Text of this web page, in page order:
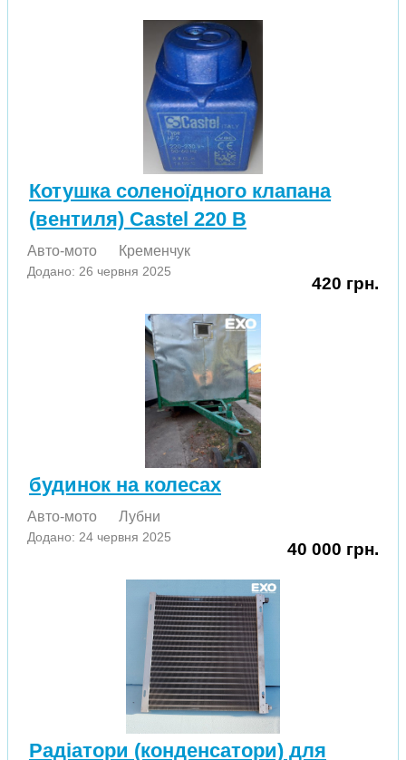
Котушка соленоїдного клапана
(вентиля) Castel 220 В
Авто-мото Кременчук
Додано: 26 червня 2025
420 грн.
будинок на колесах
Авто-мото Лубни
Додано: 24 червня 2025
40 000 грн.
Радіатори (конденсатори) для